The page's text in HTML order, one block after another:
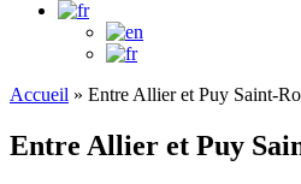
Accueil » Entre Allier et Puy Saint-
Entre Allier et Puy